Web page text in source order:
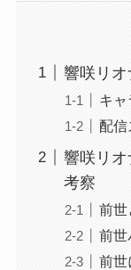
響咲リ
キャ
配信
響咲リ
考察
前世
前世
前世